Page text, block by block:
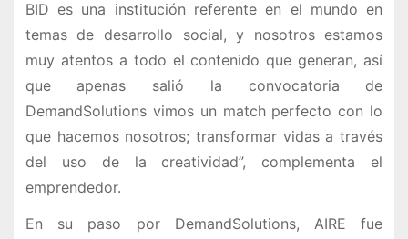
BID es una institución referente en el mundo en
temas de desarrollo social, y nosotros estamos
muy atentos a todo el contenido que generan, así
que apenas salió la convocatoria de
DemandSolutions vimos un match perfecto con lo
que hacemos nosotros; transformar vidas a través
del uso de la creatividad”, complementa el
emprendedor.
En su paso por DemandSolutions, AIRE fue